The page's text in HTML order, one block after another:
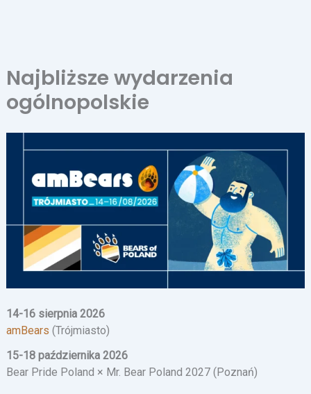
Najbliższe wydarzenia
ogólnopolskie
14-16 sierpnia 2026
amBears (Trójmiasto)
15-18 października 2026
Bear Pride Poland × Mr. Bear Poland 2027 (Poznań)